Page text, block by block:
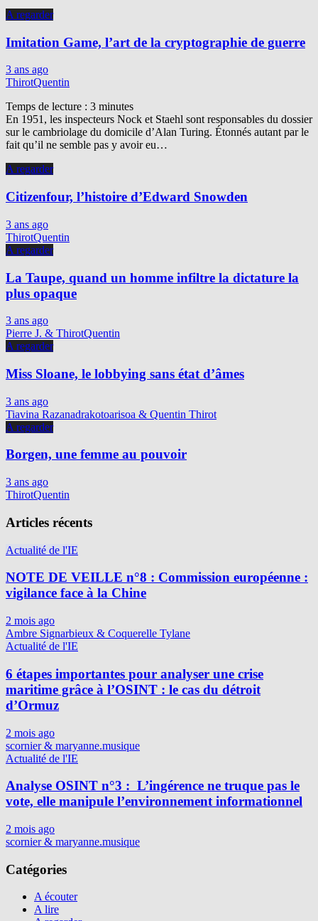
A regarder
Imitation Game, l’art de la cryptographie de guerre
3 ans ago
ThirotQuentin
Temps de lecture : 3 minutes
En 1951, les inspecteurs Nock et Staehl sont responsables du dossier
sur le cambriolage du domicile d’Alan Turing. Étonnés autant par le
fait qu’il ne semble pas y avoir eu…
A regarder
Citizenfour, l’histoire d’Edward Snowden
3 ans ago
ThirotQuentin
A regarder
La Taupe, quand un homme infiltre la dictature la
plus opaque
3 ans ago
Pierre J. & ThirotQuentin
A regarder
Miss Sloane, le lobbying sans état d’âmes
3 ans ago
Tiavina Razanadrakotoarisoa & Quentin Thirot
A regarder
Borgen, une femme au pouvoir
3 ans ago
ThirotQuentin
Articles récents
Actualité de l'IE
NOTE DE VEILLE n°8 : Commission européenne :
vigilance face à la Chine
2 mois ago
Ambre Signarbieux & Coquerelle Tylane
Actualité de l'IE
6 étapes importantes pour analyser une crise
maritime grâce à l’OSINT : le cas du détroit
d’Ormuz
2 mois ago
scornier & maryanne.musique
Actualité de l'IE
Analyse OSINT n°3 : L’ingérence ne truque pas le
vote, elle manipule l’environnement informationnel
2 mois ago
scornier & maryanne.musique
Catégories
A écouter
A lire